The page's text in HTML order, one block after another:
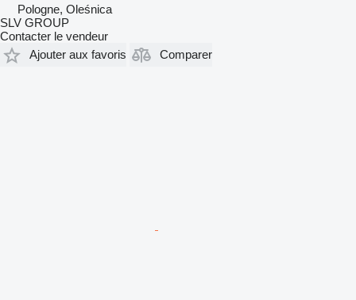
Pologne, Oleśnica
SLV GROUP
Contacter le vendeur
Ajouter aux favoris
Comparer